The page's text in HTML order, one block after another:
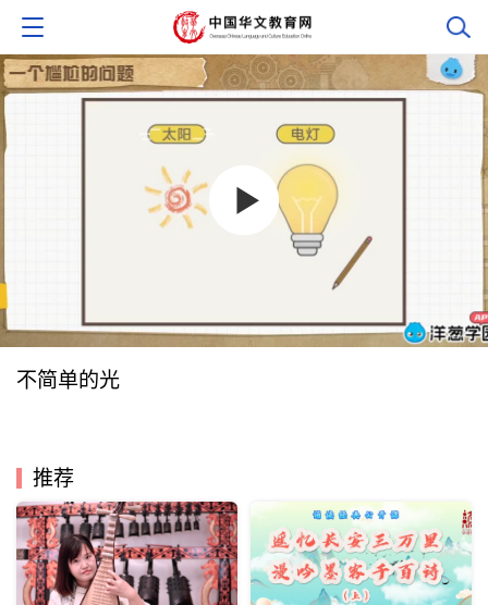
不简单的光
推荐